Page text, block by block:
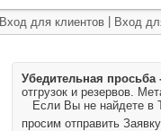
Вход для клиентов Вход
Убедительная просьба
отгрузок и резервов.
Если Вы не найдете в
просим отправить